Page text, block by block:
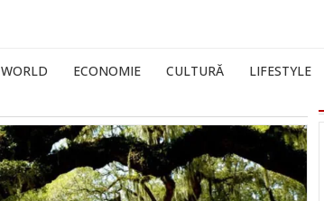
WORLD ECONOMIE CULTURĂ LIFESTYLE